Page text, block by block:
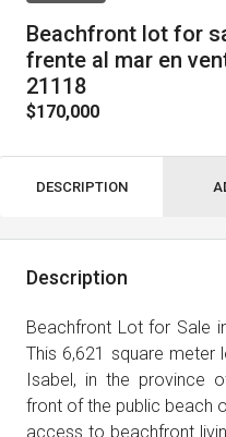
Beachfront lot for
frente al mar en
21118
$170,000
DESCRIPTION
Description
Beachfront Lot for Sale
This 6,621 square meter
Isabel, in the province
front of the public beach
access to beachfront